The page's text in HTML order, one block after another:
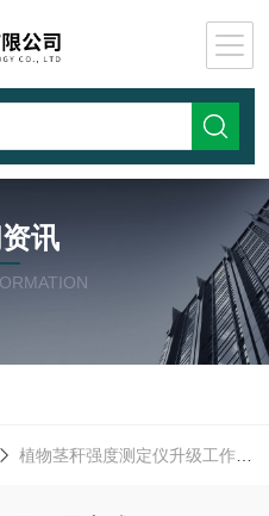
讯
植物茎秆强度测定仪升级工作已完成